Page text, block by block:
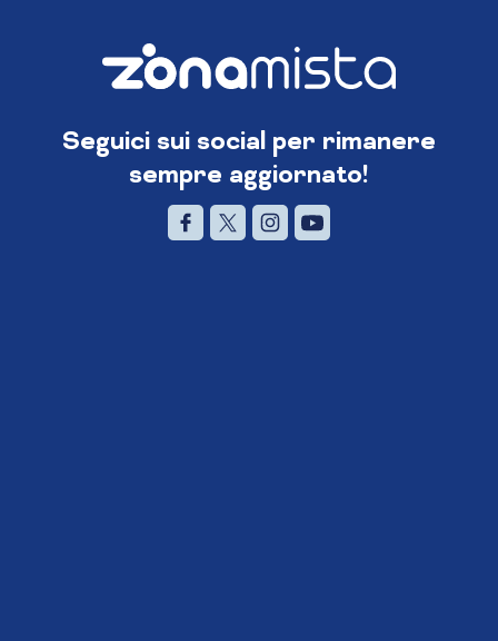
Seguici sui social per rimanere
sempre aggiornato!